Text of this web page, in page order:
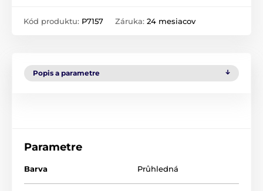
Kód produktu: P7157 Záruka: 24 mesiacov
Popis a parametre
Parametre
Barva Průhledná